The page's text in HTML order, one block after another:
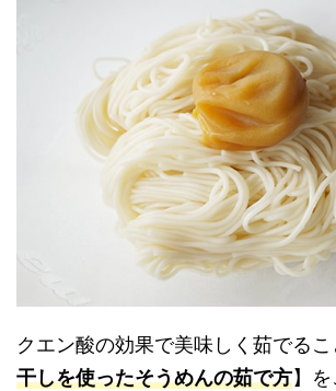
クエン酸の効果で美味しく茹でる
干しを使ったそうめんの茹で方】